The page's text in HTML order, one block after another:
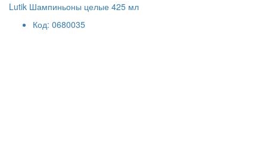
Lutik Шампиньоны целые 425 мл
Код: 0680035